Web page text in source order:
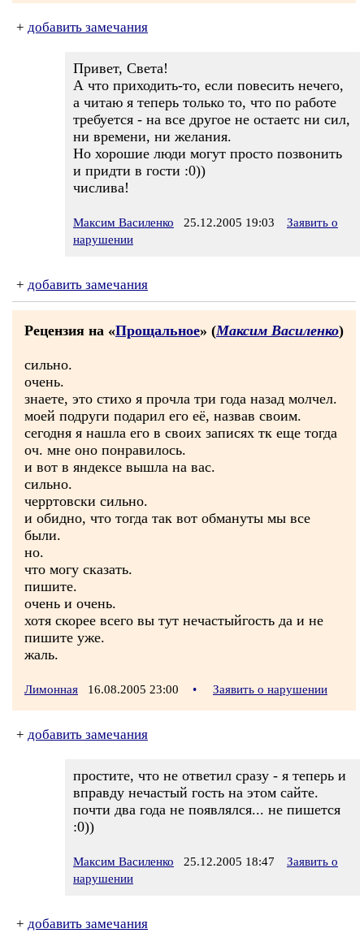
+ добавить замечания
Привет, Света!
А что приходить-то, если повесить нечего,
а читаю я теперь только то, что по работе
требуется - на все другое не остаетс ни сил,
ни времени, ни желания.
Но хорошие люди могут просто позвонить
и придти в гости :0))
числива!
Максим Василенко 25.12.2005 19:03
Заявить о
нарушении
+ добавить замечания
Рецензия на «Прощальное» (Максим Василенко)
сильно.
очень.
знаете, это стихо я прочла три года назад молчел.
моей подруги подарил его её, назвав своим.
сегодня я нашла его в своих записях тк еще тогда
оч. мне оно понравилось.
и вот в яндексе вышла на вас.
сильно.
черртовски сильно.
и обидно, что тогда так вот обмануты мы все
были.
но.
что могу сказать.
пишите.
очень и очень.
хотя скорее всего вы тут нечастыйгость да и не
пишите уже.
жаль.
Лимонная 16.08.2005 23:00 • Заявить о нарушении
+ добавить замечания
простите, что не ответил сразу - я теперь и
вправду нечастый гость на этом сайте.
почти два года не появлялся... не пишется
:0))
Максим Василенко 25.12.2005 18:47
Заявить о
нарушении
+ добавить замечания